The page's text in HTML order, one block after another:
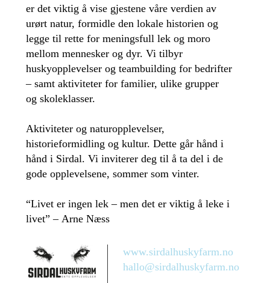
er det viktig å vise gjestene våre verdien av
urørt natur, formidle den lokale historien og
legge til rette for meningsfull lek og moro
mellom mennesker og dyr. Vi tilbyr
huskyopplevelser og teambuilding for bedrifter
– samt aktiviteter for familier, ulike grupper
og skoleklasser.
Aktiviteter og naturopplevelser,
historieformidling og kultur. Dette går hånd i
hånd i Sirdal. Vi inviterer deg til å ta del i de
gode opplevelsene, sommer som vinter.
“Livet er ingen lek – men det er viktig å leke i
livet” – Arne Næss
www.sirdalhuskyfarm.no
hallo@sirdalhuskyfarm.no